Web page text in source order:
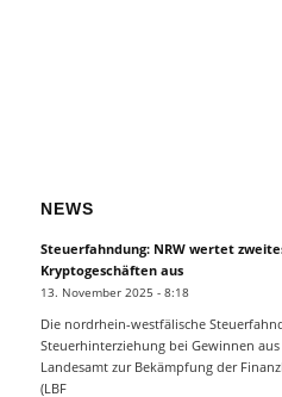
NEWS
Steuerfahndung: NRW wertet
Kryptogeschäften aus
13. November 2025 - 8:18
Die nordrhein-westfälische
Steuerhinterziehung bei Gewinnen
Landesamt zur Bekämpfung der
(LBF